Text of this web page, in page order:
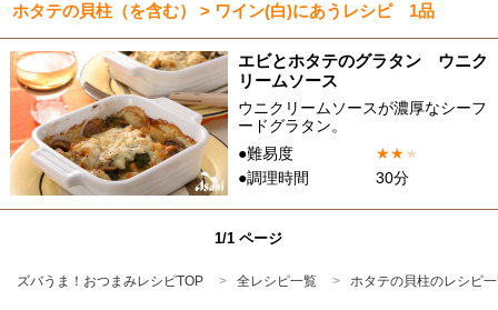
ホタテの貝柱（を含む） > ワイン(白)にあうレシピ 1品
エビとホタテのグラタン ウニク
リームソース
ウニクリームソースが濃厚なシーフ
ードグラタン。
●難易度
★★★
●調理時間
30分
1/1 ページ
ズバうま！おつまみレシピTOP 全レシピ一覧 ホタテの貝柱のレシピ